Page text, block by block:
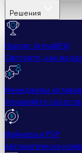
Решения
Hopper ArenaNEW
Смотрите, как
Менеджеры Активов
Управляйте
Майнеры и PSP
Автоматически